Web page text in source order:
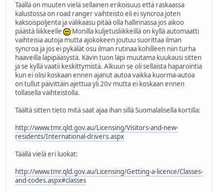
Täällä on muuten vielä sellainen erikoisuus että raskaassa
kalustossa on road ranger vaihteisto eli ei syncroa joten
kaksoispoljenta ja välikaasu pitää olla hallinnassa jos aikoo
päästä liikkeelle
Monilla kuljetusliikkeillä on kyllä automaatti
vaihteisia autoja mutta ajokokeen joutuu suorittaa ilman
syncroa ja jos ei pykälät osu ilman rutinaa kohilleen niin turha
haaveilla läpipääsystä. Kävin tuon läpi muutama kuukausi sitten
ja se kyllä vaatii keskittymistä. Alkuun se oli sellaista haparointia
kun ei olisi koskaan ennen ajanut autoa vaikka kuorma-autoa
on tullut päivittäin ajettua yli 20v mutta ei koskaan ennen
tollasella vaihteistolla.
Täältä sitten tieto mitä saat ajaa ihan sillä Suomalalisella kortilla:
http://www.tmr.qld.gov.au/Licensing/Visitors-and-new-
residents/International-drivers.aspx
Täällä vielä eri luokat:
http://www.tmr.qld.gov.au/Licensing/Getting-a-licence/Classes-
and-codes.aspx#classes